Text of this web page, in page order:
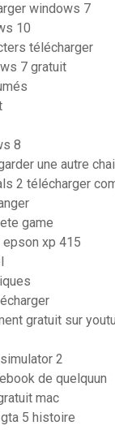
windows 7
10
télécharger
7 gratuit
8
une autre
2 télécharger
game
xp 415
gratuit sur
2
de quelquun
mac
5 histoire